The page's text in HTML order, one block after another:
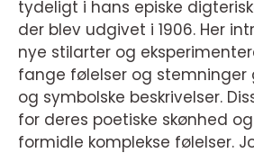
tydeligt i hans episke
der blev udgivet i 1906. Her
nye stilarter og
fange følelser og stemninger
og symbolske beskrivelser.
for deres poetiske skønhed
formidle komplekse følelser.